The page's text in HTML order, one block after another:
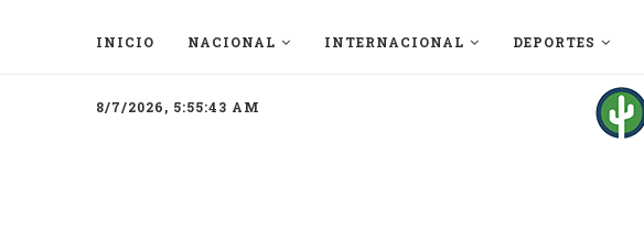
INICIO NACIONAL INTERNACIONAL DEPORTES
8/7/2026, 5:55:43 AM